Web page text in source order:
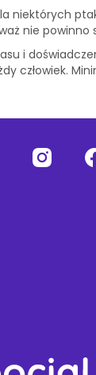
niektórych
nie
i